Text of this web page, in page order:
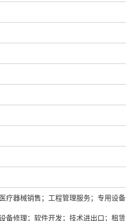
疗器械销售；工程管理服务；专用设备
备修理；软件开发；技术进出口；租赁